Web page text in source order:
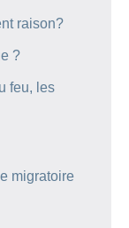
raison?
?
feu, les
migratoire